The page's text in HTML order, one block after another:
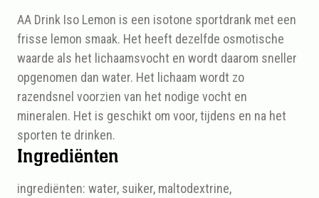
AA Drink Iso Lemon is een isotone sportdrank met een
frisse lemon smaak. Het heeft dezelfde osmotische
waarde als het lichaamsvocht en wordt daarom sneller
opgenomen dan water. Het lichaam wordt zo
razendsnel voorzien van het nodige vocht en
mineralen. Het is geschikt om voor, tijdens en na het
sporten te drinken.
Ingrediënten
ingrediënten: water, suiker, maltodextrine,